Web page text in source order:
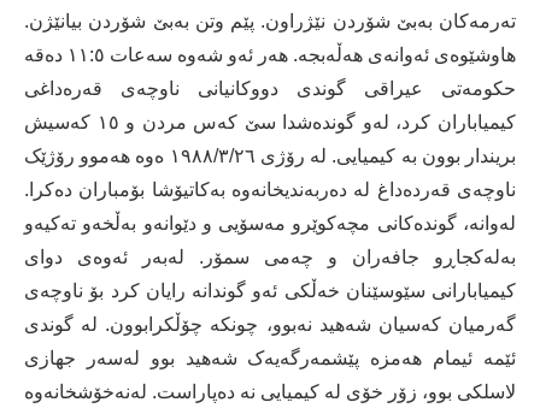
تەرمەکان بەبێ شۆردن نێژراون. پێم وتن بەبێ شۆردن بیانێژن.
ھاوشێوەی ئەوانەی ھەڵەبجە. ھەر ئەو شەوە سەعات ١١:٥ دەقە
حکومەتی عیراقی گوندی دووکانیانی ناوچەی قەرەداغی
کیمیاباران کرد، لەو گوندەشدا سێ کەس مردن و ١٥ کەسیش
بریندار بوون بە کیمیایی. لە رۆژی ١٩٨٨/٣/٢٦ ەوە ھەموو رۆژێک
ناوچەی قەردەداغ لە دەربەندیخانەوە بەکاتیۆشا بۆمباران دەکرا.
لەوانە، گوندەکانی مچەکوێرو مەسۆیی و دێوانەو بەڵخەو تەکیەو
بەلەکجاڕو جافەران و چەمی سمۆر. لەبەر ئەوەی دوای
کیمیابارانی سێوسێنان خەڵکی ئەو گوندانە رایان کرد بۆ ناوچەی
گەرمیان کەسیان شەھید نەبوو، چونکە چۆڵکرابوون. لە گوندی
ئێمە ئیمام ھەمزە پێشمەرگەیەک شەھید بوو لەسەر جھازی
لاسلکی بوو، زۆر خۆی لە کیمیایی نە دەپاراست. لەنەخۆشخانەوە